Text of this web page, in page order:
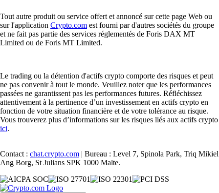
Tout autre produit ou service offert et annoncé sur cette page Web ou
sur l'application Crypto.com est fourni par d'autres sociétés du groupe
et ne fait pas partie des services réglementés de Foris DAX MT
Limited ou de Foris MT Limited.
Le trading ou la détention d'actifs crypto comporte des risques et peut
ne pas convenir à tout le monde. Veuillez noter que les performances
passées ne garantissent pas les performances futures. Réfléchissez
attentivement à la pertinence d’un investissement en actifs crypto en
fonction de votre situation financière et de votre tolérance au risque.
Vous trouverez plus d’informations sur les risques liés aux actifs crypto
ici.
Contact : chat.crypto.com | Bureau : Level 7, Spinola Park, Triq Mikiel
Ang Borg, St Julians SPK 1000 Malte.